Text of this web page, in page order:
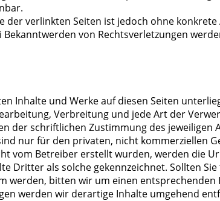
der verlinkten Seiten ist jedoch ohne
von Rechtsverletzungen
Inhalte und Werke auf diesen Seiten
Verbreitung und jede Art der
der schriftlichen Zustimmung des jeweiligen
nur für den privaten, nicht kommerziellen
vom Betreiber erstellt wurden, werden die
Dritter als solche gekennzeichnet. Sollten
werden, bitten wir um einen entsprechenden
werden wir derartige Inhalte umgehend